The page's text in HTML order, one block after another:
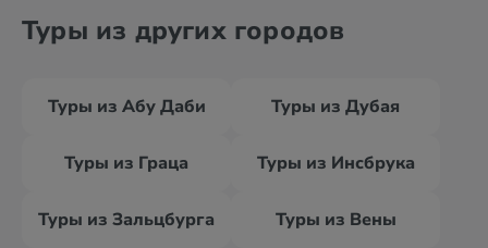
Туры из других городов
Туры из Абу Даби Туры из Дубая
Туры из Граца Туры из Инсбрука
Туры из Зальцбурга Туры из Вены